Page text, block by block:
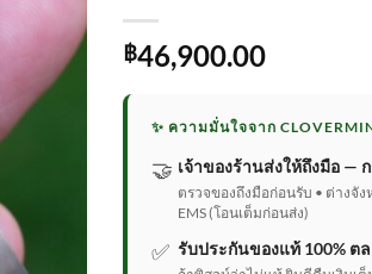
฿46,900.00
✨ ความมั่นใจจาก
🤝 เจ้าของร้านส่งให้ถึงมือ —
ตรวจของถึงมือก่อนรับ • ต่างจั
EMS (โอนเต็มก่อนส่ง)
✅ รับประกันของแท้ 100% ต